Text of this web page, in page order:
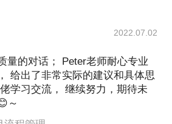
2022.07.02
量的对话； Peter老师耐心专业
给出了非常实际的建议和具体思
学习交流， 继续努力，期待未
～